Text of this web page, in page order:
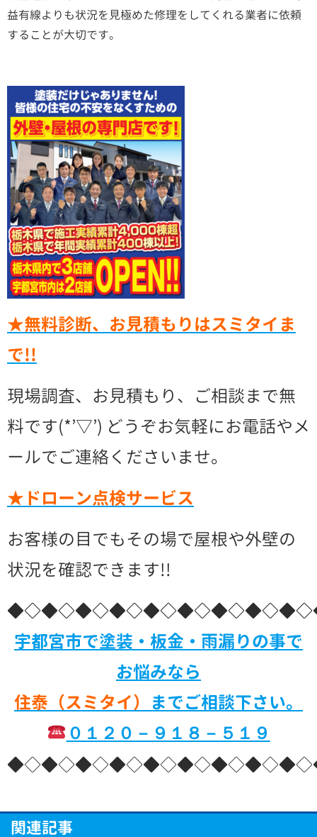
益有線よりも状況を見極めた修理をしてくれる業者に依頼
することが大切です。
★無料診断、お見積もりはスミタイま
で!!
現場調査、お見積もり、ご相談まで無
料です(*’▽’) どうぞお気軽にお電話やメ
ールでご連絡くださいませ。
★ドローン点検サービス
お客様の目でもその場で屋根や外壁の
状況を確認できます!!
宇都宮市で塗装・板金・雨漏りの事で
お悩みなら
住泰（スミタイ） までご相談下さい。
０１２０－９１８－５１９
関連記事